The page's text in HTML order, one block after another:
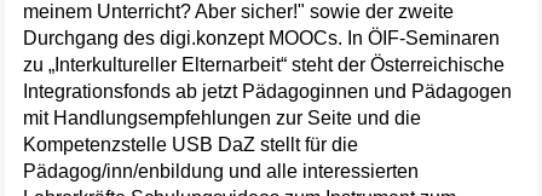
meinem Unterricht? Aber sicher!" sowie der zweite
Durchgang des digi.konzept MOOCs. In ÖIF-Seminaren
zu „Interkultureller Elternarbeit“ steht der Österreichische
Integrationsfonds ab jetzt Pädagoginnen und Pädagogen
mit Handlungsempfehlungen zur Seite und die
Kompetenzstelle USB DaZ stellt für die
Pädagog/inn/enbildung und alle interessierten